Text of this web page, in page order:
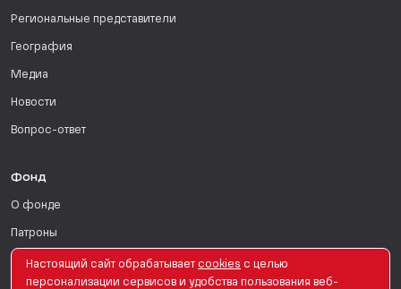
Региональные представители
География
Медиа
Новости
Вопрос-ответ
Фонд
О фонде
Патроны
Поддержать
Настоящий сайт обрабатывает сookies с целью
персонализации сервисов и удобства пользования веб-